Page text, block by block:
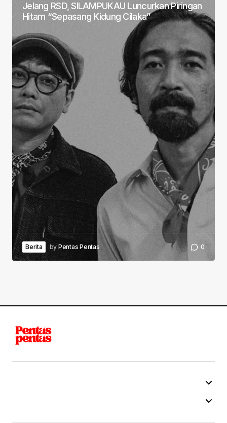
Jelang RSD, SILAMPUKAU Luncurkan Piringan
Hitam “Sepasang Kidung Cilaka”
Berita by Pentas Pentas 0